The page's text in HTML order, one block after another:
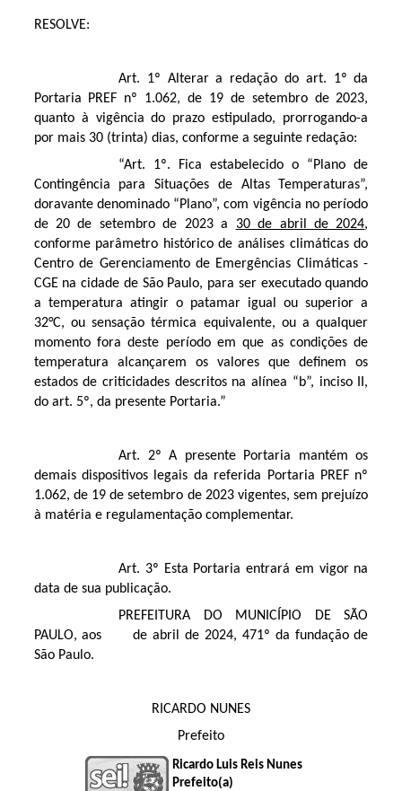
RESOLVE:
Art. 1º Alterar a redação do art. 1º da
Portaria PREF nº 1.062, de 19 de setembro de 2023,
quanto à vigência do prazo estipulado, prorrogando-a
por mais 30 (trinta) dias, conforme a seguinte redação:
“Art. 1º. Fica estabelecido o “Plano de
Contingência para Situações de Altas Temperaturas”,
doravante denominado “Plano”, com vigência no período
de 20 de setembro de 2023 a 30 de abril de 2024,
conforme parâmetro histórico de análises climáticas do
Centro de Gerenciamento de Emergências Climáticas -
CGE na cidade de São Paulo, para ser executado quando
a temperatura atingir o patamar igual ou superior a
32°C, ou sensação térmica equivalente, ou a qualquer
momento fora deste período em que as condições de
temperatura alcançarem os valores que definem os
estados de criticidades descritos na alínea “b”, inciso II,
do art. 5º, da presente Portaria.”
Art. 2º A presente Portaria mantém os
demais dispositivos legais da referida Portaria PREF nº
1.062, de 19 de setembro de 2023 vigentes, sem prejuízo
à matéria e regulamentação complementar.
Art. 3º Esta Portaria entrará em vigor na
data de sua publicação.
PREFEITURA DO MUNICÍPIO DE SÃO
PAULO, aos de abril de 2024, 471º da fundação de
São Paulo.
RICARDO NUNES
Prefeito
Ricardo Luis Reis Nunes
Prefeito(a)